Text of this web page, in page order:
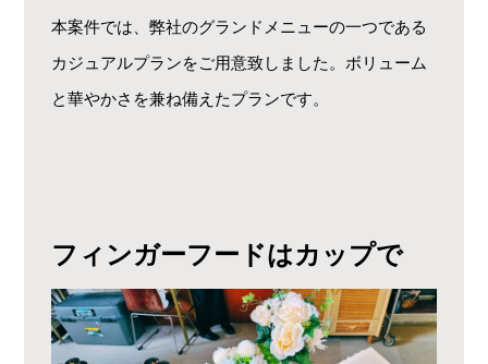
本案件では、弊社のグランドメニューの一つである
カジュアルプランをご用意致しました。ボリューム
と華やかさを兼ね備えたプランです。
フィンガーフードはカップで